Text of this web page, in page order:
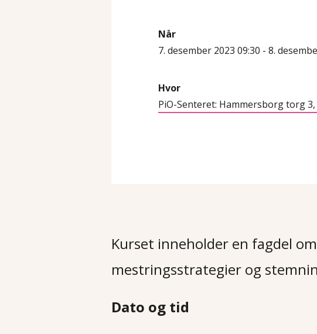
Når
7. desember 2023 09:30 - 8.
Hvor
PiO-Senteret: Hammersborg torg 3,
Kurset inneholder en fagdel
mestringsstrategier og
Dato og tid